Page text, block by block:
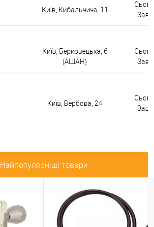
Київ, Кибальчича, 11
Київ, Берковецька, 6
(АШАН)
Київ, Вербова, 24
Найпопулярніші товари